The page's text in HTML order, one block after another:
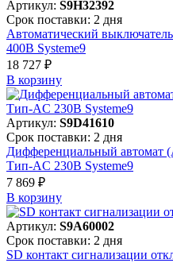
Артикул: S9H32392
Срок поставки: 2 дня
Автоматический
400В Systeme9
18 727 ₽
В корзинy
Артикул: S9D41610
Срок поставки: 2 дня
Дифференциальный
Тип-AC 230В Systeme9
7 869 ₽
В корзинy
Артикул: S9A60002
Срок поставки: 2 дня
SD контакт сигнализации